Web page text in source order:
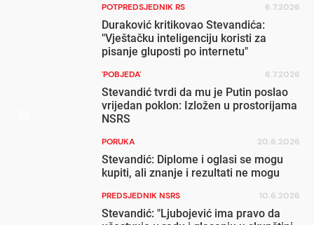
POTPREDSJEDNIK RS 6.7.2026
Duraković kritikovao Stevandića:
"Vještačku inteligenciju koristi za
pisanje gluposti po internetu"
'POBJEDA' 6.7.2026
Stevandić tvrdi da mu je Putin poslao
vrijedan poklon: Izložen u prostorijama
NSRS
PORUKA 20.6.2026
Stevandić: Diplome i oglasi se mogu
kupiti, ali znanje i rezultati ne mogu
PREDSJEDNIK NSRS 10.6.2026
Stevandić: "Ljubojević ima pravo da